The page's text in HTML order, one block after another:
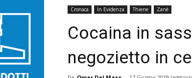
Cronaca In Evidenza Thiene Zanè
Cocaina in
negozietto in